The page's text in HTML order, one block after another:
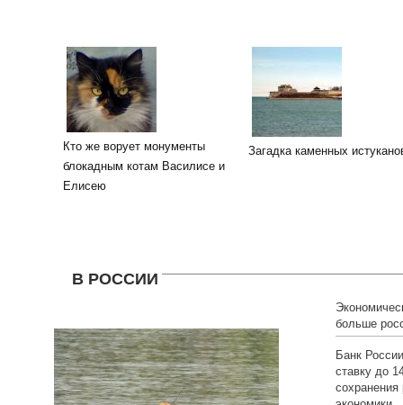
Кто же ворует монументы
блокадным котам Василисе и
Елисею
Загадка каменных
В РОССИИ
больше
отдыхать
Банк
ставку до